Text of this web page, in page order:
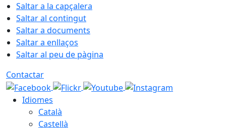
Saltar a la capçalera
Saltar al contingut
Saltar a documents
Saltar a enllaços
Saltar al peu de pàgina
Contactar
Idiomes
Català
Castellà